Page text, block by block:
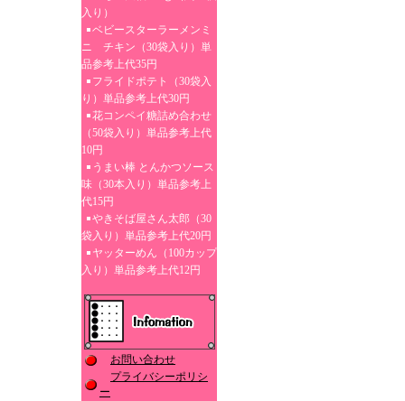
入り）
ベビースターラーメンミ
ニ チキン（30袋入り）単
品参考上代35円
フライドポテト（30袋入
り）単品参考上代30円
花コンペイ糖詰め合わせ
（50袋入り）単品参考上代
10円
うまい棒 とんかつソース
味（30本入り）単品参考上
代15円
やきそば屋さん太郎（30
袋入り）単品参考上代20円
ヤッターめん（100カップ
入り）単品参考上代12円
お問い合わせ
プライバシーポリシ
ー